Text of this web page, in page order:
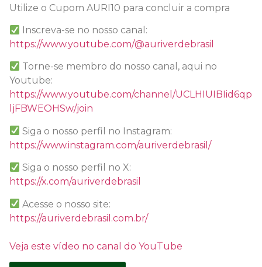
Utilize o Cupom AURI10 para concluir a compra
Inscreva-se no nosso canal:
https://www.youtube.com/@auriverdebrasil
Torne-se membro do nosso canal, aqui no
Youtube:
https://www.youtube.com/channel/UCLHIUIBIid6qp
ljFBWEOHSw/join
Siga o nosso perfil no Instagram:
https://www.instagram.com/auriverdebrasil/
Siga o nosso perfil no X:
https://x.com/auriverdebrasil
Acesse o nosso site:
https://auriverdebrasil.com.br/
Veja este vídeo no canal do YouTube